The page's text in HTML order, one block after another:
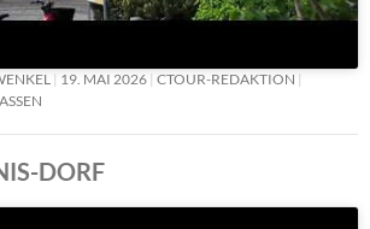
19. MAI 2026 CTOUR-REDAKTION
DORF